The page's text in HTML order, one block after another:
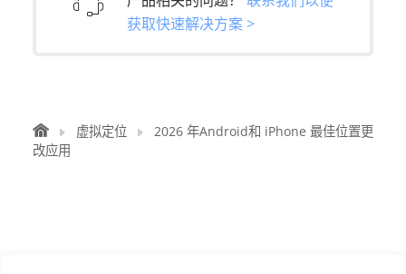
获取快速解决方案 >
虚拟定位
2026 年Android和 iPhone 最佳位置更
改应用